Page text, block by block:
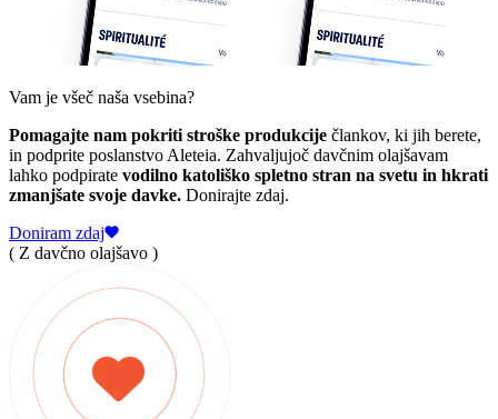
Vam je všeč naša vsebina?
Pomagajte nam pokriti stroške produkcije člankov, ki jih berete,
in podprite poslanstvo Aleteia. Zahvaljujoč davčnim olajšavam
lahko podpirate vodilno katoliško spletno stran na svetu in hkrati
zmanjšate svoje davke. Donirajte zdaj.
Doniram zdaj
( Z davčno olajšavo )